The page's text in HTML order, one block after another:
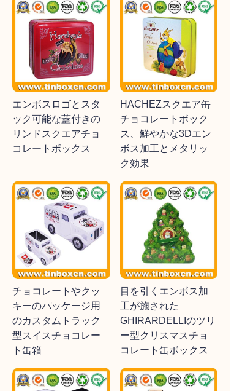
エンボスロゴとスタ
ック可能な蓋付きの
リンドスクエアチョ
コレートボックス
HACHEZスクエア缶
チョコレートボック
ス、鮮やかな3Dエン
ボス加工とメタリッ
ク効果
チョコレートやクッ
キーのパッケージ用
のカスタムトラック
型スイスチョコレー
ト缶箱
目を引くエンボス加
工が施された
GHIRARDELLIのツリ
ー型クリスマスチョ
コレート缶ボックス